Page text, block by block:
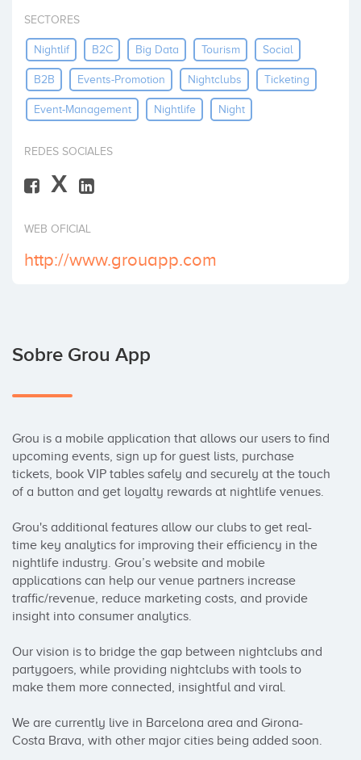
Invertir
SECTORES
Nightlif B2C Big Data Tourism Social
B2B Events-Promotion Nightclubs Ticketing
Event-Management Nightlife Night
REDES SOCIALES
X
WEB OFICIAL
http://www.grouapp.com
Sobre Grou App
Grou is a mobile application that allows our users to find
upcoming events, sign up for guest lists, purchase
tickets, book VIP tables safely and securely at the touch
of a button and get loyalty rewards at nightlife venues.
Grou's additional features allow our clubs to get real-
time key analytics for improving their efficiency in the
nightlife industry. Grou’s website and mobile
applications can help our venue partners increase
traffic/revenue, reduce marketing costs, and provide
insight into consumer analytics.
Our vision is to bridge the gap between nightclubs and
partygoers, while providing nightclubs with tools to
make them more connected, insightful and viral.
We are currently live in Barcelona area and Girona-
Costa Brava, with other major cities being added soon.